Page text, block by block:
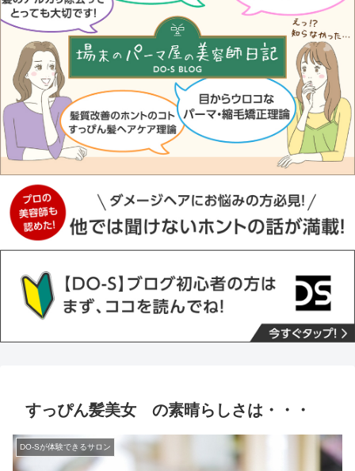
すっぴん髪美女 の素晴らしさは・・・
DO-Sが体験できるサロン